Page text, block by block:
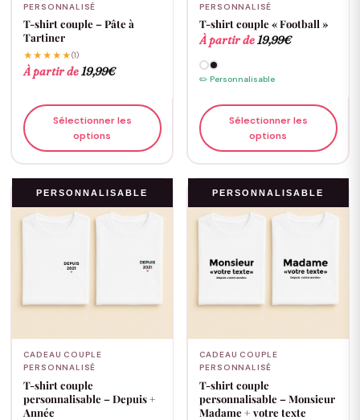
PERSONNALISÉ
T-shirt couple – Pâte à
Tartiner
★★★★★(1)
À partir de19,99€
Sélectionner les
options
PERSONNALISÉ
T-shirt couple « Football »
À partir de19,99€
✏️ Personnalisable
Sélectionner les
options
PERSONNALISABLE
CADEAU COUPLE
PERSONNALISÉ
T-shirt couple
personnalisable – Depuis +
Année
PERSONNALISABLE
CADEAU COUPLE
PERSONNALISÉ
T-shirt couple
personnalisable – Monsieur
Madame + votre texte